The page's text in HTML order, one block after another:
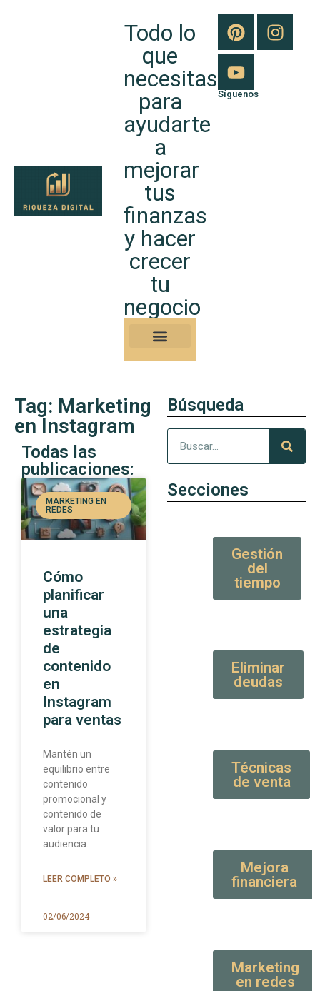
Todo lo
que
necesitas
para
ayudarte
a
mejorar
tus
finanzas
y hacer
crecer
tu
negocio
Síguenos
Tag: Marketing
en Instagram
Todas las
publicaciones:
MARKETING EN
REDES
Cómo
planificar
una
estrategia
de
contenido
en
Instagram
para ventas
Mantén un
equilibrio entre
contenido
promocional y
contenido de
valor para tu
audiencia.
LEER COMPLETO »
02/06/2024
Búsqueda
Secciones
Gestión
del
tiempo
Eliminar
deudas
Técnicas
de venta
Mejora
financiera
Marketing
en redes